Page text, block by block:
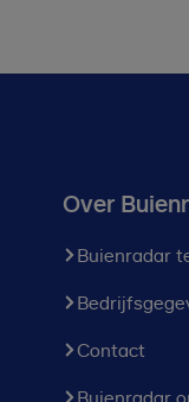
Over
Buienradar
Contact